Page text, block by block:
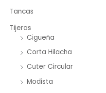
Tancas
Tijeras
Cigueña
Corta Hilacha
Cuter Circular
Modista